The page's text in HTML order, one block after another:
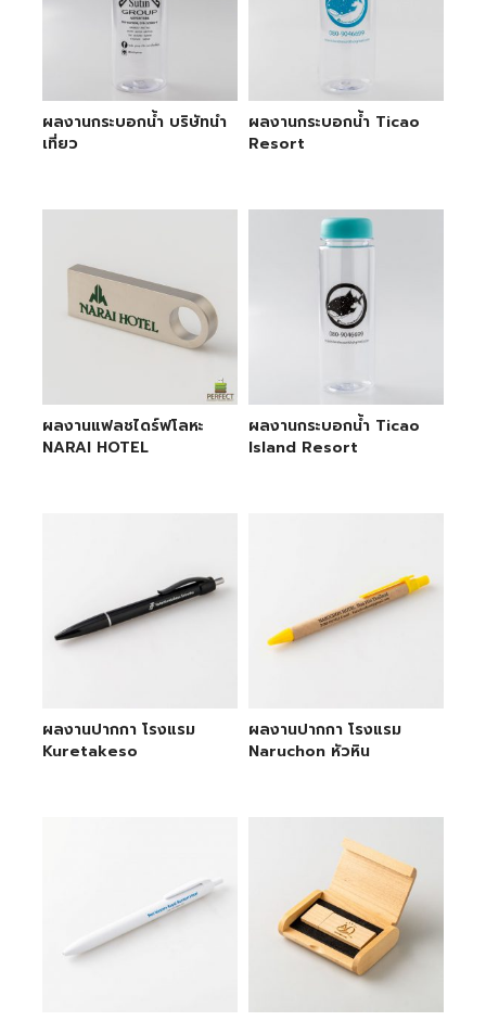
ผลงานกระบอกน้ำ บริษัทนำ
เที่ยว
ผลงานกระบอกน้ำ Ticao
Resort
ผลงานแฟลชไดร์ฟโลหะ
NARAI HOTEL
ผลงานกระบอกน้ำ Ticao
Island Resort
ผลงานปากกา โรงแรม
Kuretakeso
ผลงานปากกา โรงแรม
Naruchon หัวหิน